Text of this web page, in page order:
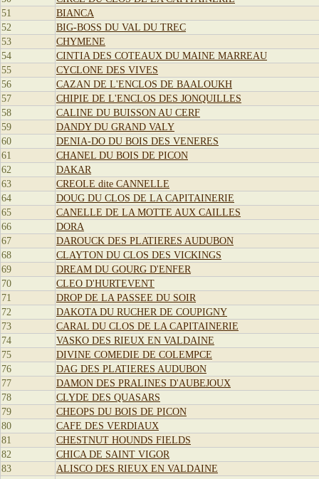
51
BIANCA
52
BIG-BOSS DU VAL DU TREC
53
CHYMENE
54
CINTIA DES COTEAUX DU MAINE MARREAU
55
CYCLONE DES VIVES
56
CAZAN DE L'ENCLOS DE BAALOUKH
57
CHIPIE DE L'ENCLOS DES JONQUILLES
58
CALINE DU BUISSON AU CERF
59
DANDY DU GRAND VALY
60
DENIA-DO DU BOIS DES VENERES
61
CHANEL DU BOIS DE PICON
62
DAKAR
63
CREOLE dite CANNELLE
64
DOUG DU CLOS DE LA CAPITAINERIE
65
CANELLE DE LA MOTTE AUX CAILLES
66
DORA
67
DAROUCK DES PLATIERES AUDUBON
68
CLAYTON DU CLOS DES VICKINGS
69
DREAM DU GOURG D'ENFER
70
CLEO D'HURTEVENT
71
DROP DE LA PASSEE DU SOIR
72
DAKOTA DU RUCHER DE COUPIGNY
73
CARAL DU CLOS DE LA CAPITAINERIE
74
VASKO DES RIEUX EN VALDAINE
75
DIVINE COMEDIE DE COLEMPCE
76
DAG DES PLATIERES AUDUBON
77
DAMON DES PRALINES D'AUBEJOUX
78
CLYDE DES QUASARS
79
CHEOPS DU BOIS DE PICON
80
CAFE DES VERDIAUX
81
CHESTNUT HOUNDS FIELDS
82
CHICA DE SAINT VIGOR
83
ALISCO DES RIEUX EN VALDAINE